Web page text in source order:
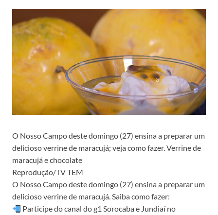
O Nosso Campo deste domingo (27) ensina a preparar um
delicioso verrine de maracujá; veja como fazer. Verrine de
maracujá e chocolate
Reprodução/TV TEM
O Nosso Campo deste domingo (27) ensina a preparar um
delicioso verrine de maracujá. Saiba como fazer:
Participe do canal do g1 Sorocaba e Jundiaí no